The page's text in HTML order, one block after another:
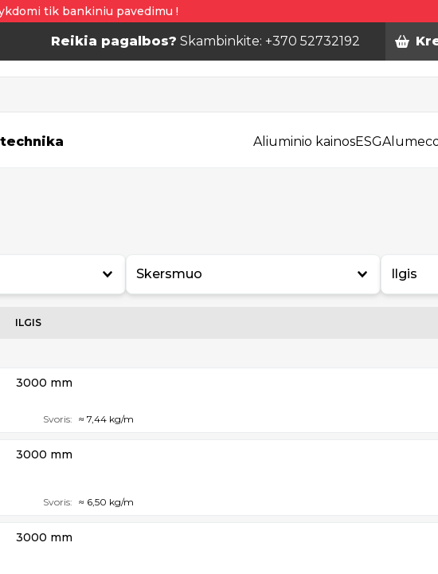
vykdomi tik bankiniu pavedimu !
Reikia pagalbos? Skambinkite: +370 52732192
Aliuminio kainosESG
Skersmuo Ilgis
ILGIS
3000 mm
Svoris: ≈ 7,44 kg/m
3000 mm
Svoris: ≈ 6,50 kg/m
3000 mm